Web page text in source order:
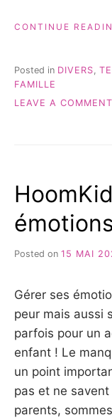
CONTINUE
Posted in DIVERS
FAMILLE
LEAVE A COMMENT
Posted on 15 MAI
Gérer ses
peur mais aussi
parfois pour un
enfant ! Le
un point
pas et ne
parents,